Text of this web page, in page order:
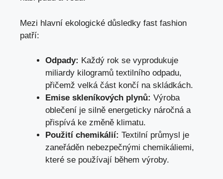
Mezi hlavní ekologické důsledky fast fashion
patří:
Odpady: Každý rok se vyprodukuje
miliardy kilogramů textilního odpadu,
přičemž velká část končí na skládkách.
Emise skleníkových plynů: Výroba
oblečení je silně energeticky náročná a
přispívá ke změně klimatu.
Použití chemikálií: Textilní průmysl je
zaneřáděn nebezpečnými chemikáliemi,
které se používají během výroby.